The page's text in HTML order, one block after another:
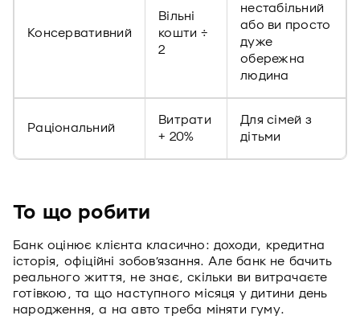
Консервативний
Вільні
кошти ÷
2
нестабільний
або ви просто
дуже
обережна
людина
Раціональний
Витрати
+ 20%
Для сімей з
дітьми
То що робити
Банк оцінює клієнта класично: доходи, кредитна
історія, офіційні зобов’язання. Але банк не бачить
реального життя, не знає, скільки ви витрачаєте
готівкою, та що наступного місяця у дитини день
народження, а на авто треба міняти гуму.